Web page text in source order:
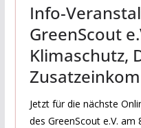
Info-
GreenScout
Klimaschutz,
Jetzt für die nächste
des GreenScout e.V. am